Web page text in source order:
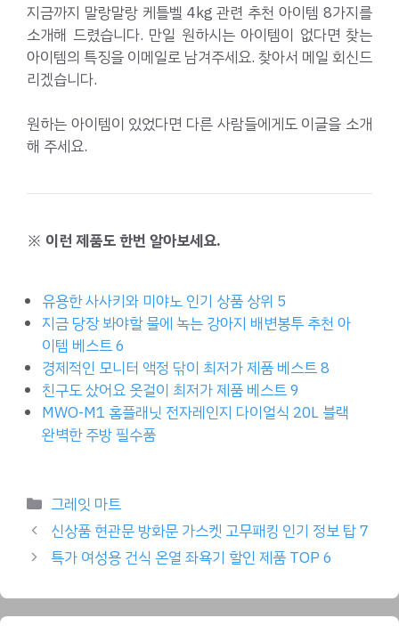
지금까지 말랑말랑 케틀벨 4kg 관련 추천 아이템 8가지를
소개해 드렸습니다. 만일 원하시는 아이템이 없다면 찾는
아이템의 특징을 이메일로 남겨주세요. 찾아서 메일 회신드
리겠습니다.
원하는 아이템이 있었다면 다른 사람들에게도 이글을 소개
해 주세요.
※ 이런 제품도 한번 알아보세요.
유용한 사사키와 미야노 인기 상품 상위 5
지금 당장 봐야할 물에 녹는 강아지 배변봉투 추천 아
이템 베스트 6
경제적인 모니터 액정 닦이 최저가 제품 베스트 8
친구도 샀어요 옷걸이 최저가 제품 베스트 9
MWO-M1 홈플래닛 전자레인지 다이얼식 20L 블랙
완벽한 주방 필수품
Categories
그레잇 마트
신상품 현관문 방화문 가스켓 고무패킹 인기 정보 탑 7
특가 여성용 건식 온열 좌욕기 할인 제품 TOP 6